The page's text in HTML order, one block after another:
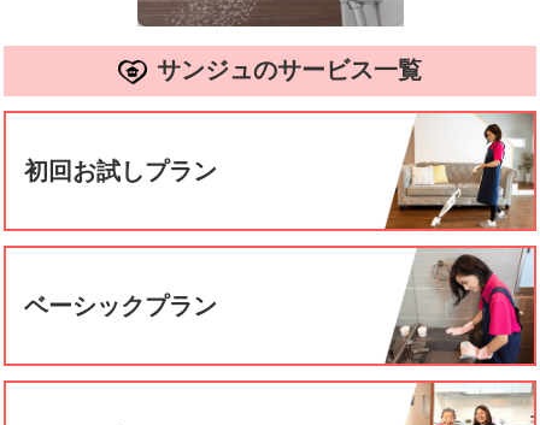
サンジュのサービス一覧
初回お試しプラン
ベーシックプラン